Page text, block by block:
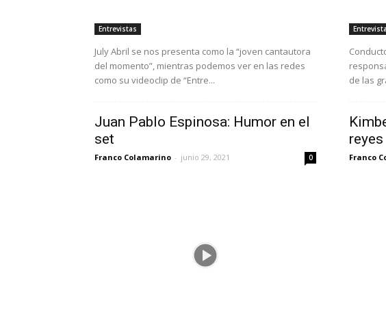
Entrevistas
July Abril se nos presenta como la “joven cantautora
del momento”, mientras podemos ver en las redes
como su videoclip de “Entre...
de las
Juan Pablo Espinosa: Humor en el
set
Franco Colamarino - junio 29, 2021 0
reyes
Franco